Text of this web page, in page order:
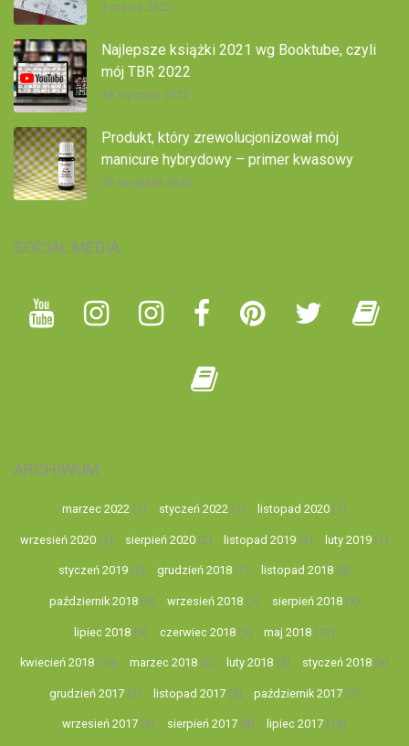
3 marca 2022
Najlepsze książki 2021 wg Booktube, czyli
mój TBR 2022
18 stycznia 2022
Produkt, który zrewolucjonizował mój
manicure hybrydowy – primer kwasowy
29 listopada 2020
SOCIAL MEDIA:
ARCHIWUM
marzec 2022 (1) styczeń 2022 (1) listopad 2020(1)
wrzesień 2020(1) sierpień 2020(2) listopad 2019 (3) luty 2019 (1)
styczeń 2019 (5) grudzień 2018 (7) listopad 2018(9)
październik 2018 (6) wrzesień 2018 (1) sierpień 2018(4)
lipiec 2018(9) czerwiec 2018(6) maj 2018 (12)
kwiecień 2018 (10) marzec 2018 (2) luty 2018(4) styczeń 2018(6)
grudzień 2017(7) listopad 2017(8) październik 2017 (7)
wrzesień 2017 (6) sierpień 2017 (8) lipiec 2017(18)